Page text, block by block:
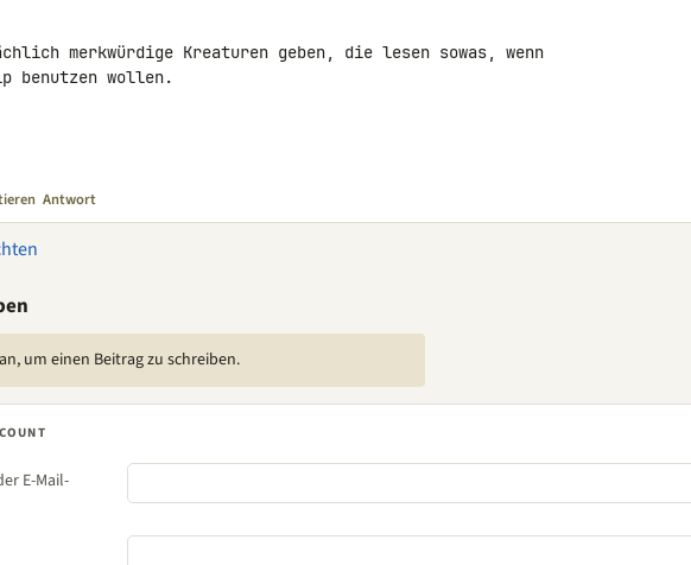
merkwürdige Kreaturen geben, die lesen sowas, wenn
benutzen wollen.
Antwort
um einen Beitrag zu schreiben.
E-Mail-